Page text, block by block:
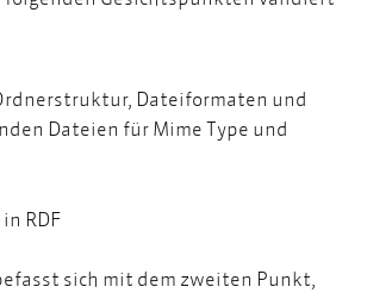
Dateiformaten und
Dateien für Mime Type und
RDF
sich mit dem zweiten Punkt,